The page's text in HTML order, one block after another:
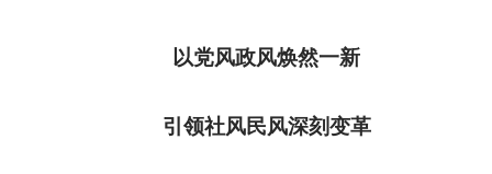
以党风政风焕然一新
引领社风民风深刻变革